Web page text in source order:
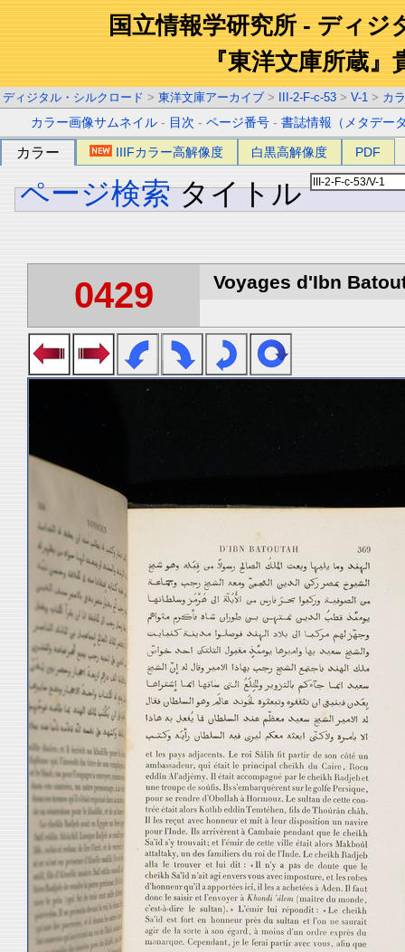
国立情報学研究所 - ディジ
『東洋文庫所蔵』
ディジタル・シルクロード > 東洋文庫アーカイブ > III-2-F-c-53 > V-1 > カ
カラー画像サムネイル - 目次 -ページ番号 -書誌情報（メタデー
カラー IIIFカラー高解像度 白黒高解像度 PDF
ページ検索 タイトル
0429 Voyages d'Ibn